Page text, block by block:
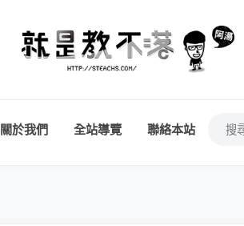
關於我們 全站導覽 聯絡本站